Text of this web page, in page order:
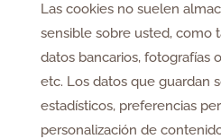
Las cookies no suelen
sensible sobre usted, como
datos bancarios, fotografías
etc. Los datos que guardan
estadísticos, preferencias
personalización de